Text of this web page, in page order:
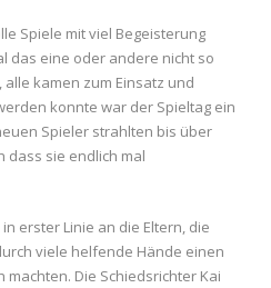
Spiele mit viel Begeisterung
das eine oder andere nicht so
kamen zum Einsatz und
konnte war der Spieltag ein
Spieler strahlten bis über
dass sie endlich mal
erster Linie an die Eltern, die
viele helfende Hände einen
Die Schiedsrichter Kai